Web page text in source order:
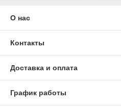
О нас
Контакты
Доставка и оплата
График работы